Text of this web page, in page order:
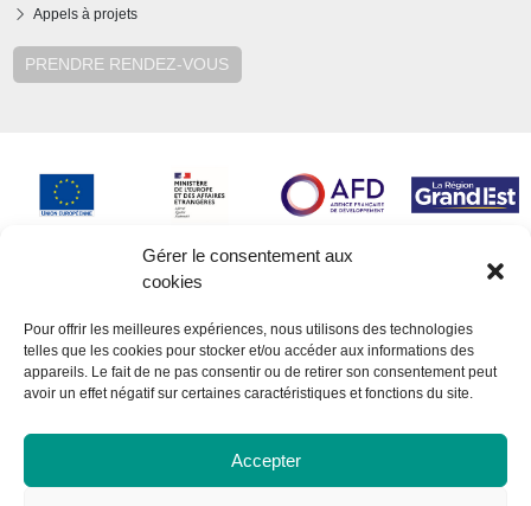
Gérer le consentement aux
cookies
Pour offrir les meilleures expériences, nous utilisons des technologies
telles que les cookies pour stocker et/ou accéder aux informations des
appareils. Le fait de ne pas consentir ou de retirer son consentement peut
avoir un effet négatif sur certaines caractéristiques et fonctions du site.
Accepter
Appels à projets
PRENDRE RENDEZ-VOUS